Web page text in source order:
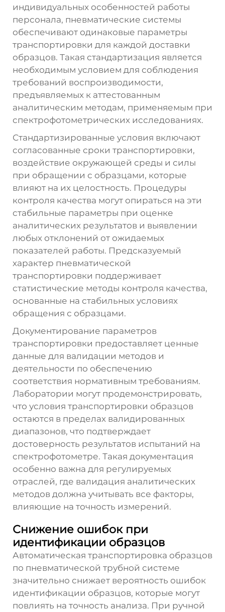
индивидуальных особенностей работы
персонала, пневматические системы
обеспечивают одинаковые параметры
транспортировки для каждой доставки
образцов. Такая стандартизация является
необходимым условием для соблюдения
требований воспроизводимости,
предъявляемых к аттестованным
аналитическим методам, применяемым при
спектрофотометрических исследованиях.
Стандартизированные условия включают
согласованные сроки транспортировки,
воздействие окружающей среды и силы
при обращении с образцами, которые
влияют на их целостность. Процедуры
контроля качества могут опираться на эти
стабильные параметры при оценке
аналитических результатов и выявлении
любых отклонений от ожидаемых
показателей работы. Предсказуемый
характер пневматической
транспортировки поддерживает
статистические методы контроля качества,
основанные на стабильных условиях
обращения с образцами.
Документирование параметров
транспортировки предоставляет ценные
данные для валидации методов и
деятельности по обеспечению
соответствия нормативным требованиям.
Лаборатории могут продемонстрировать,
что условия транспортировки образцов
остаются в пределах валидированных
диапазонов, что подтверждает
достоверность результатов испытаний на
спектрофотометре. Такая документация
особенно важна для регулируемых
отраслей, где валидация аналитических
методов должна учитывать все факторы,
влияющие на точность измерений.
Снижение ошибок при
идентификации образцов
Автоматическая транспортировка образцов
по пневматической трубной системе
значительно снижает вероятность ошибок
идентификации образцов, которые могут
повлиять на точность анализа. При ручной